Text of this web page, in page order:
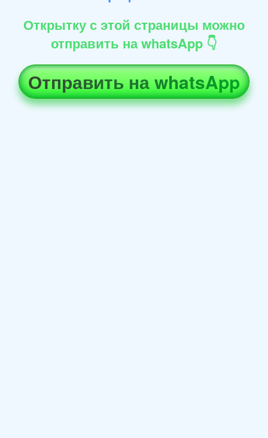
Открытку с этой страницы можно
отправить на whatsApp 👇
Отправить на whatsApp